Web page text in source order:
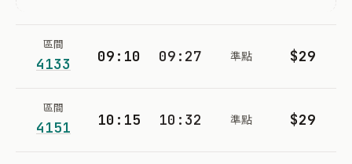
區間
4133 09:10 09:27 準點 $29
區間
4151 10:15 10:32 準點 $29